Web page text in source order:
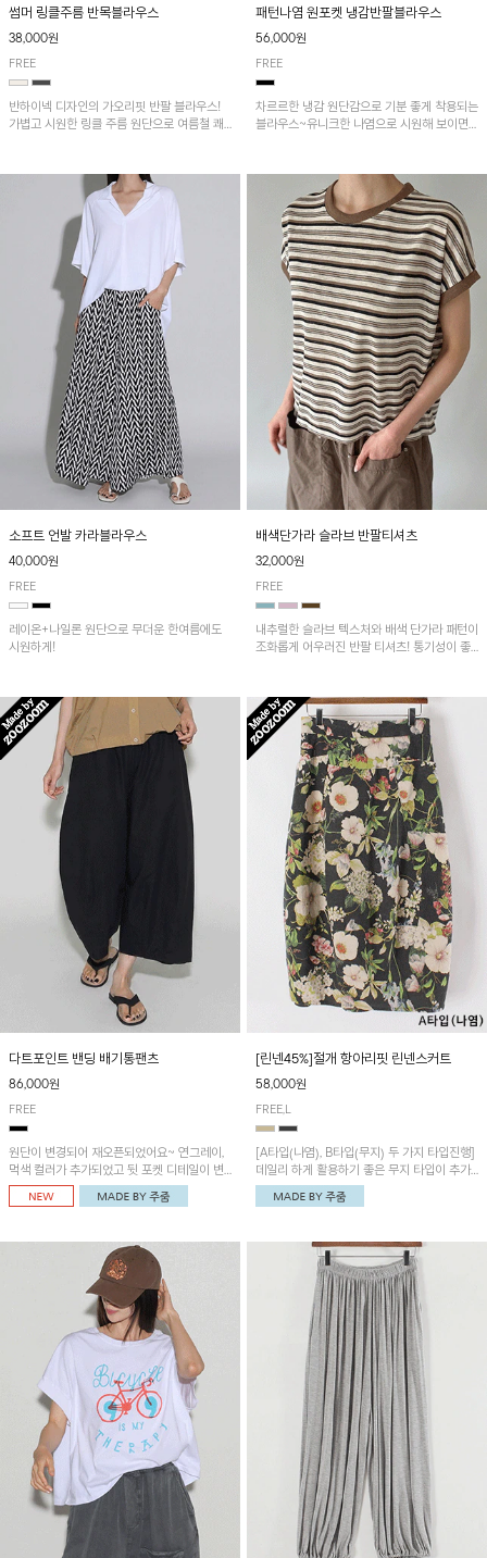
썸머 링클주름 반목블라우스
38,000원
FREE
반하이넥 디자인의 가오리핏 반팔 블라우스!
가볍고 시원한 링클 주름 원단으로 여름철 쾌
패턴나염 원포켓 냉감반팔블라우스
56,000원
FREE
차르르한 냉감 원단감으로 기분 좋게 착용되는
블라우스~유니크한 나염으로 시원해 보이면
소프트 언발 카라블라우스
40,000원
FREE
레이온+나일론 원단으로 무더운 한여름에도
시원하게!
배색단가라 슬라브 반팔티셔츠
32,000원
FREE
내추럴한 슬라브 텍스처와 배색 단가라 패턴이
조화롭게 어우러진 반팔 티셔츠! 통기성이 좋
다트포인트 밴딩 배기통팬츠
86,000원
FREE
원단이 변경되어 재오픈되었어요~ 연그레이,
먹색 컬러가 추가되었고 뒷 포켓 디테일이 변
경되었습니다~가볍고 시원하게 착용되는 배
기통팬츠! 허리밴딩과 여유로운 통으로 편안해
[린넨45%]절개 항아리핏 린넨스커트
58,000원
FREE,L
[A타입(나염), B타입(무지) 두 가지 타입진행]
데일리 하게 활용하기 좋은 무지 타입이 추가
되었어요~ 볼륨감 있는 항아리핏 실루엣이 유
니크하며 포켓디테일이 POINT!